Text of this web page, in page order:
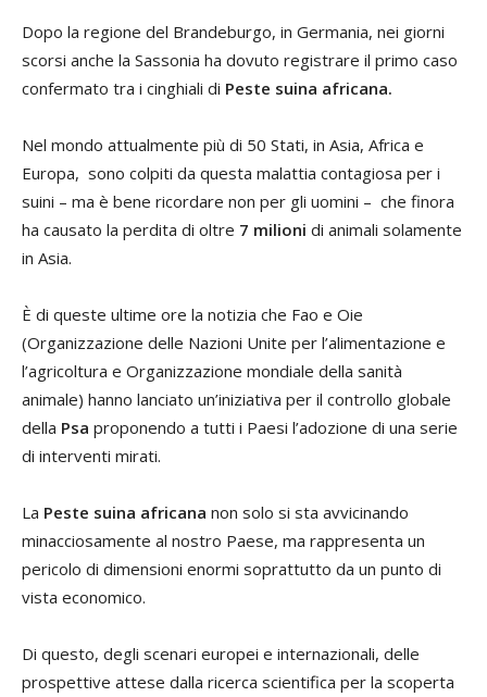
Dopo la regione del Brandeburgo, in Germania, nei giorni
scorsi anche la Sassonia ha dovuto registrare il primo caso
confermato tra i cinghiali di Peste suina africana.
Nel mondo attualmente più di 50 Stati, in Asia, Africa e
Europa, sono colpiti da questa malattia contagiosa per i
suini – ma è bene ricordare non per gli uomini – che finora
ha causato la perdita di oltre 7 milioni di animali solamente
in Asia.
È di queste ultime ore la notizia che Fao e Oie
(Organizzazione delle Nazioni Unite per l’alimentazione e
l’agricoltura e Organizzazione mondiale della sanità
animale) hanno lanciato un’iniziativa per il controllo globale
della Psa proponendo a tutti i Paesi l’adozione di una serie
di interventi mirati.
La Peste suina africana non solo si sta avvicinando
minacciosamente al nostro Paese, ma rappresenta un
pericolo di dimensioni enormi soprattutto da un punto di
vista economico.
Di questo, degli scenari europei e internazionali, delle
prospettive attese dalla ricerca scientifica per la scoperta